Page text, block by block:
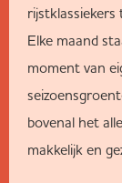
Elke maand
moment van
bovenal het
makkelijk en